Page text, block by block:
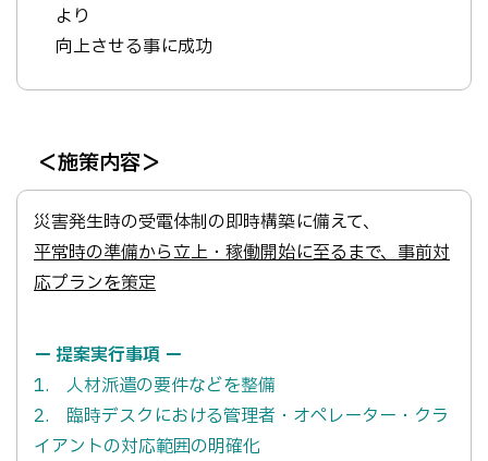
より
向上させる事に成功
＜施策内容＞
災害発生時の受電体制の即時構築に備えて、
平常時の準備から立上・稼働開始に至るまで、事前対
応プランを策定
ー 提案実行事項 ー
1. 人材派遣の要件などを整備
2. 臨時デスクにおける管理者・オペレーター・クラ
イアントの対応範囲の明確化